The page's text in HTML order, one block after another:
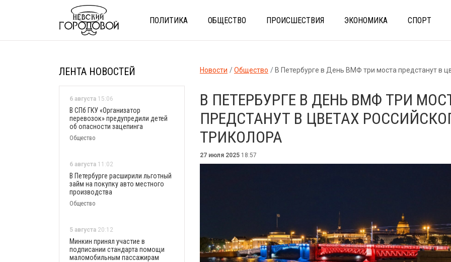
ПОЛИТИКА ОБЩЕСТВО ПРОИСШЕСТВИЯ ЭКОНОМИКА СПОРТ
Новости Общество В Петербурге в День ВМФ три моста предстанут в цветах российского
В ПЕТЕРБУРГЕ В ДЕНЬ ВМФ ТРИ
ПРЕДСТАНУТ В ЦВЕТАХ
ТРИКОЛОРА
27 июля 2025 18:57
ЛЕНТА НОВОСТЕЙ
6 августа 15:06
В СПб ГКУ «Организатор
перевозок» предупредили детей
об опасности зацепинга
Общество
6 августа 11:02
В Петербурге расширили льготный
займ на покупку авто местного
производства
Общество
5 августа 20:12
Минкин принял участие в
подписании стандарта помощи
маломобильным пассажирам